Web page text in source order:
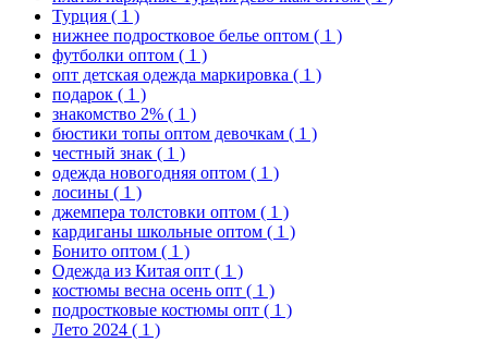
Турция ( 1 )
нижнее подростковое белье оптом ( 1 )
футболки оптом ( 1 )
опт детская одежда маркировка ( 1 )
подарок ( 1 )
знакомство 2% ( 1 )
бюстики топы оптом девочкам ( 1 )
честный знак ( 1 )
одежда новогодняя оптом ( 1 )
лосины ( 1 )
джемпера толстовки оптом ( 1 )
кардиганы школьные оптом ( 1 )
Бонито оптом ( 1 )
Одежда из Китая опт ( 1 )
костюмы весна осень опт ( 1 )
подростковые костюмы опт ( 1 )
Лето 2024 ( 1 )